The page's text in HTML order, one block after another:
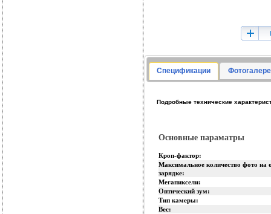
Спецификации
Подробные технические
Основные параматры
Кроп-фактор:
Максимальное количество фото на
зарядке:
Мегапиксели:
Оптический зум:
Тип камеры:
Вес: